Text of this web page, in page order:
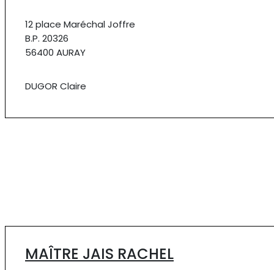
12 place Maréchal Joffre
B.P. 20326
56400 AURAY
DUGOR Claire
MAÎTRE JAIS RACHEL